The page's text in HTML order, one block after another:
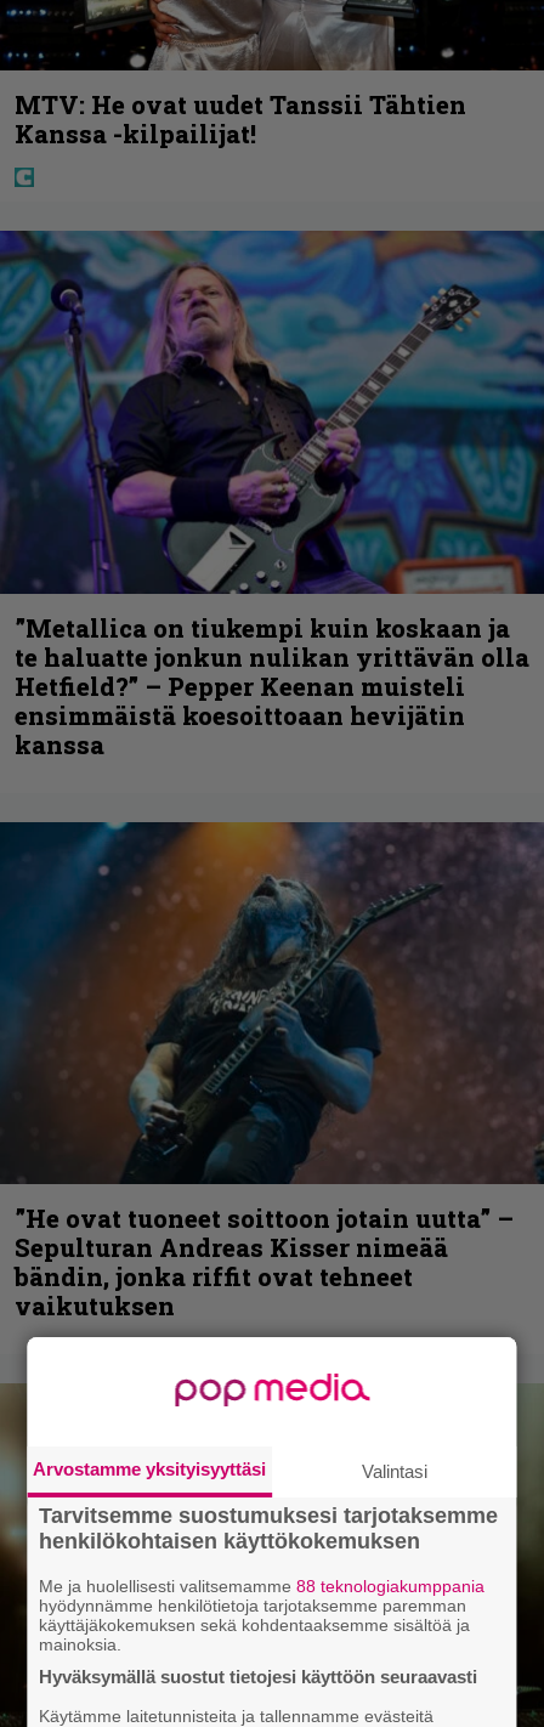
MTV: He ovat uudet Tanssii Tähtien
Kanssa -kilpailijat!
”Metallica on tiukempi kuin koskaan ja
te haluatte jonkun nulikan yrittävän olla
Hetfield?” – Pepper Keenan muisteli
ensimmäistä koesoittoaan hevijätin
kanssa
”He ovat tuoneet soittoon jotain uutta” –
Sepulturan Andreas Kisser nimeää
bändin, jonka riffit ovat tehneet
vaikutuksen
Arvostamme yksityisyyttäsi Valintasi
Tarvitsemme suostumuksesi tarjotaksemme
henkilökohtaisen käyttökokemuksen
Me ja huolellisesti valitsemamme88 teknologiakumppania
hyödynnämme henkilötietoja tarjotaksemme paremman
käyttäjäkokemuksen sekä kohdentaaksemme sisältöä ja
mainoksia.
Hyväksymällä suostut tietojesi käyttöön seuraavasti
Käytämme laitetunnisteita ja tallennamme evästeitä